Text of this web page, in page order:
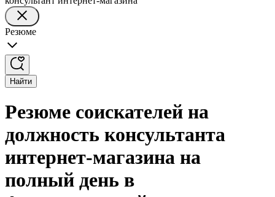
Резюме
Найти
Резюме соискателей на
должность консультанта
интернет-магазина на
полный день в